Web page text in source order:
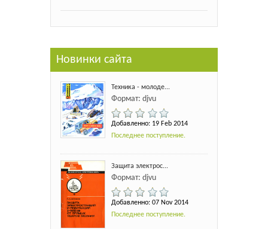
Новинки сайта
Техника - молоде...
Формат: djvu
Добавленно: 19 Feb 2014
Последнее поступление.
Защита электрос...
Формат: djvu
Добавленно: 07 Nov 2014
Последнее поступление.